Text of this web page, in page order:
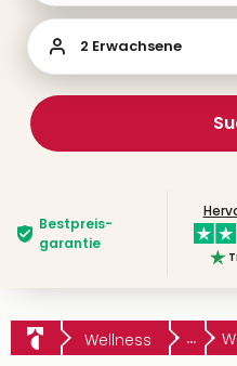
2 Erwachsene
Bestpreis­
garantie
Wellness ...